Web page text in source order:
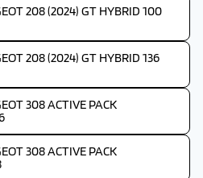
208 (2024) GT HYBRID 100
208 (2024) GT HYBRID 136
308 ACTIVE PACK
308 ACTIVE PACK